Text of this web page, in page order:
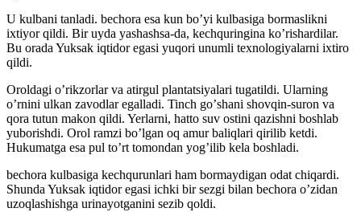
U kulbani tanladi. bechora esa kun boʼyi kulbasiga bormaslikni
ixtiyor qildi. Bir uyda yashashsa-da, kechquringina koʼrishardilar.
Bu orada Yuksak iqtidor egasi yuqori unumli texnologiyalarni ixtiro
qildi.
Oroldagi oʼrikzorlar va atirgul plantatsiyalari tugatildi. Ularning
oʼrnini ulkan zavodlar egalladi. Tinch goʼshani shovqin-suron va
qora tutun makon qildi. Yerlarni, hatto suv ostini qazishni boshlab
yuborishdi. Orol ramzi boʼlgan oq amur baliqlari qirilib ketdi.
Hukumatga esa pul toʼrt tomondan yogʼilib kela boshladi.
bechora kulbasiga kechqurunlari ham bormaydigan odat chiqardi.
Shunda Yuksak iqtidor egasi ichki bir sezgi bilan bechora oʼzidan
uzoqlashishga urinayotganini sezib qoldi.